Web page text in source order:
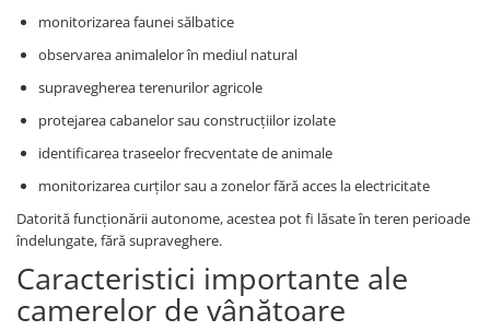
monitorizarea faunei sălbatice
observarea animalelor în mediul natural
supravegherea terenurilor agricole
protejarea cabanelor sau construcțiilor izolate
identificarea traseelor frecventate de animale
monitorizarea curților sau a zonelor fără acces la electricitate
Datorită funcționării autonome, acestea pot fi lăsate în teren perioade
îndelungate, fără supraveghere.
Caracteristici importante ale
camerelor de vânătoare